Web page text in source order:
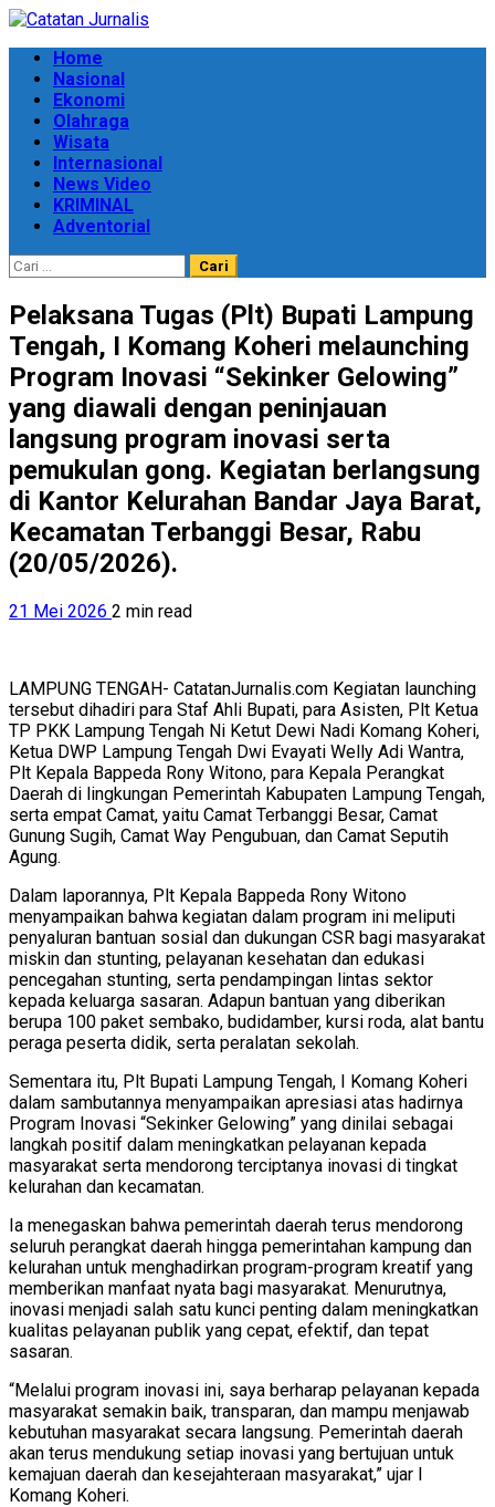
Skip
content
Primary
Menu
Home
Nasional
Ekonomi
Olahraga
Wisata
Internasional
News Video
KRIMINAL
Adventorial
Cari
untuk:
Pelaksana Tugas (Plt) Bupati Lampung
Tengah, I Komang Koheri melaunching
Program Inovasi “Sekinker Gelowing”
yang diawali dengan peninjauan
langsung program inovasi serta
pemukulan gong. Kegiatan berlangsung
di Kantor Kelurahan Bandar Jaya Barat,
Kecamatan Terbanggi Besar, Rabu
(20/05/2026).
21 Mei 2026 2 min read
LAMPUNG TENGAH- CatatanJurnalis.com Kegiatan launching
tersebut dihadiri para Staf Ahli Bupati, para Asisten, Plt Ketua
TP PKK Lampung Tengah Ni Ketut Dewi Nadi Komang Koheri,
Ketua DWP Lampung Tengah Dwi Evayati Welly Adi Wantra,
Plt Kepala Bappeda Rony Witono, para Kepala Perangkat
Daerah di lingkungan Pemerintah Kabupaten Lampung Tengah,
serta empat Camat, yaitu Camat Terbanggi Besar, Camat
Gunung Sugih, Camat Way Pengubuan, dan Camat Seputih
Agung.
Dalam laporannya, Plt Kepala Bappeda Rony Witono
menyampaikan bahwa kegiatan dalam program ini meliputi
penyaluran bantuan sosial dan dukungan CSR bagi masyarakat
miskin dan stunting, pelayanan kesehatan dan edukasi
pencegahan stunting, serta pendampingan lintas sektor
kepada keluarga sasaran. Adapun bantuan yang diberikan
berupa 100 paket sembako, budidamber, kursi roda, alat bantu
peraga peserta didik, serta peralatan sekolah.
Sementara itu, Plt Bupati Lampung Tengah, I Komang Koheri
dalam sambutannya menyampaikan apresiasi atas hadirnya
Program Inovasi “Sekinker Gelowing” yang dinilai sebagai
langkah positif dalam meningkatkan pelayanan kepada
masyarakat serta mendorong terciptanya inovasi di tingkat
kelurahan dan kecamatan.
Ia menegaskan bahwa pemerintah daerah terus mendorong
seluruh perangkat daerah hingga pemerintahan kampung dan
kelurahan untuk menghadirkan program-program kreatif yang
memberikan manfaat nyata bagi masyarakat. Menurutnya,
inovasi menjadi salah satu kunci penting dalam meningkatkan
kualitas pelayanan publik yang cepat, efektif, dan tepat
sasaran.
“Melalui program inovasi ini, saya berharap pelayanan kepada
masyarakat semakin baik, transparan, dan mampu menjawab
kebutuhan masyarakat secara langsung. Pemerintah daerah
akan terus mendukung setiap inovasi yang bertujuan untuk
kemajuan daerah dan kesejahteraan masyarakat,” ujar I
Komang Koheri.